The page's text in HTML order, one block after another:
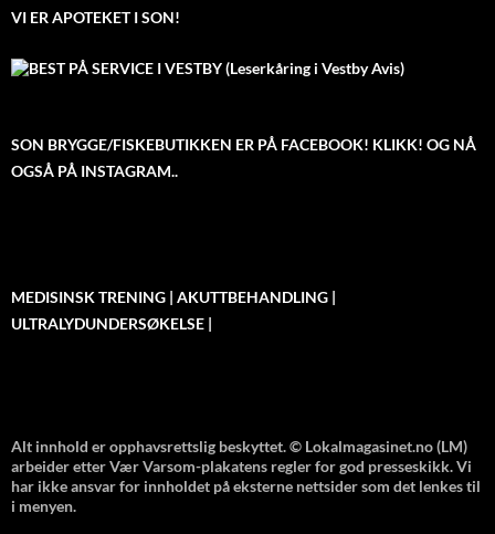
VI ER APOTEKET I SON!
SON BRYGGE/FISKEBUTIKKEN ER PÅ FACEBOOK! KLIKK! OG NÅ
OGSÅ PÅ INSTAGRAM..
MEDISINSK TRENING | AKUTTBEHANDLING |
ULTRALYDUNDERSØKELSE |
Alt innhold er opphavsrettslig beskyttet. © Lokalmagasinet.no (LM)
arbeider etter Vær Varsom-plakatens regler for god presseskikk. Vi
har ikke ansvar for innholdet på eksterne nettsider som det lenkes til
i menyen.